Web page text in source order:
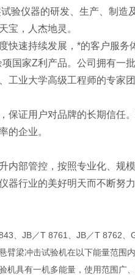
验仪器的研发、生产、制造
，人杰地灵。
快速持续发展，*的客户服务
国家Z利产品。公司拥有一
工业大学高级工程师的专家
保证用户对品牌的长期信任
的企业。
内部管控，按照专业化、规
行业的美好明天而不断努力
、 JB／T 8761 、 JB／T 8762、
梁冲击试验机在以下能量范围
具有一机多能量，使用范围广